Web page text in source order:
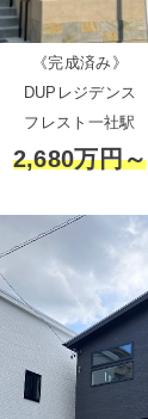
《完成済み》
DUPレジデンス
フレスト一社駅
2,680万円～